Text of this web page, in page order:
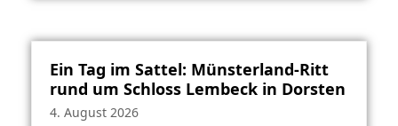
Ein Tag im Sattel: Münsterland-Ritt
rund um Schloss Lembeck in Dorsten
4. August 2026